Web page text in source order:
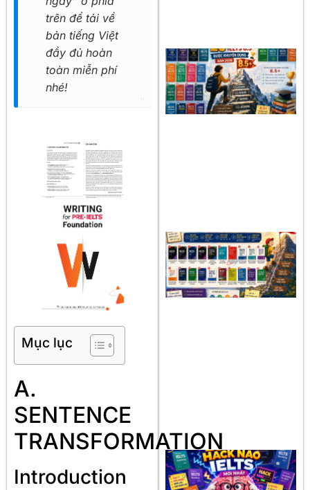
trên để tải về
bản tiếng Việt
đầy đủ hoàn
toàn miễn phí
nhé!
Mục lục
A.
SENTENCE
TRANSFORMATION
Introduction